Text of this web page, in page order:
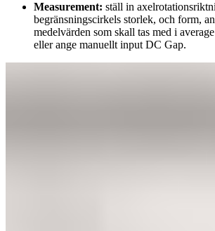
Measurement: ställ in
begränsningscirkels storlek, och form,
medelvärden som skall tas med i
eller ange manuellt input DC Gap.